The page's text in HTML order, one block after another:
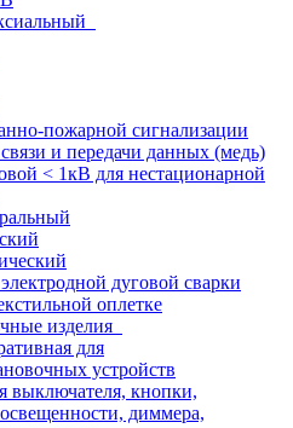
пожарной сигнализации
и передачи данных (медь)
< 1кВ для нестационарной
дуговой сварки
оплетке
изделия
для
устройств
выключателя, кнопки,
освещенности, диммера,